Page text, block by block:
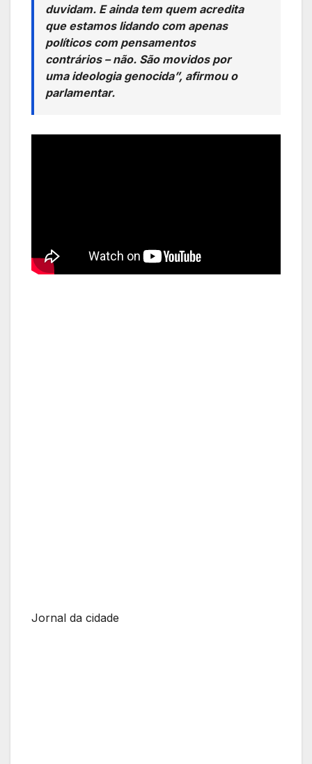
duvidam. E ainda tem quem acredita
que estamos lidando com apenas
políticos com pensamentos
contrários – não. São movidos por
uma ideologia genocida”, afirmou o
parlamentar.
Jornal da cidade